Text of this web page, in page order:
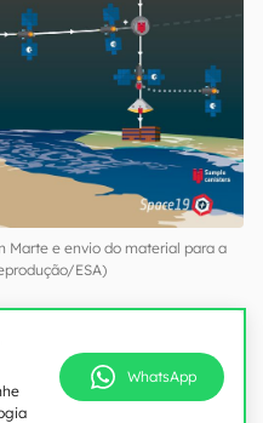
Marte e envio do material para a
ESA)
WhatsApp